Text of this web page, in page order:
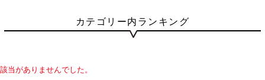
カテゴリー内ランキング
該当がありませんでした。